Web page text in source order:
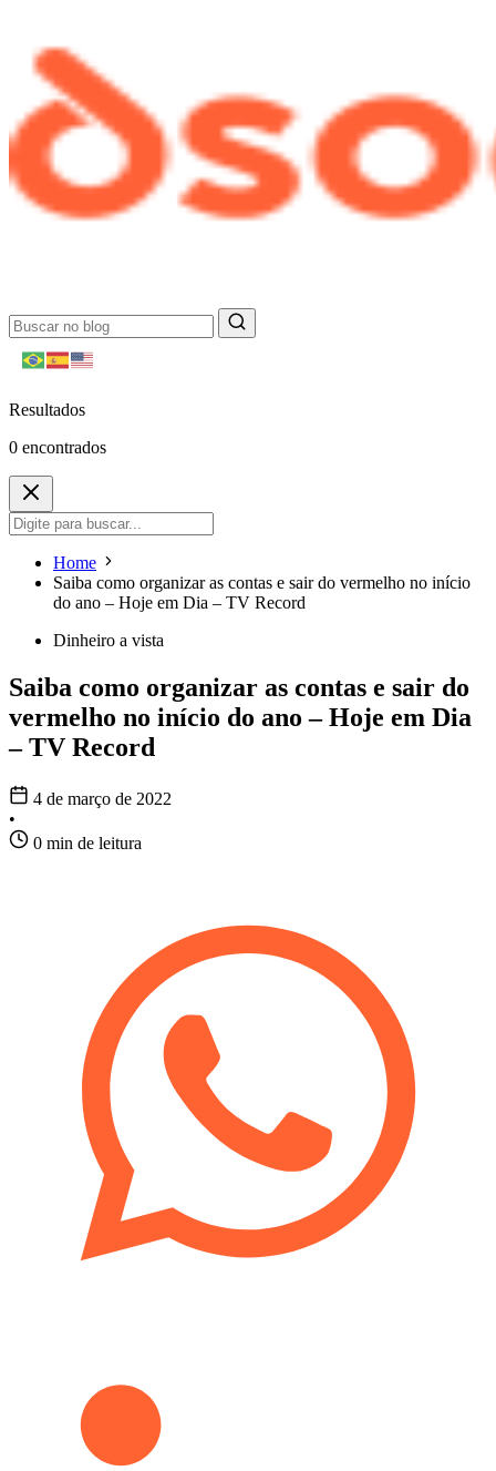
Resultados
0 encontrados
Home
Saiba como organizar as contas e sair do vermelho no início
do ano – Hoje em Dia – TV Record
Dinheiro a vista
Saiba como organizar as contas e sair do
vermelho no início do ano – Hoje em Dia
– TV Record
4 de março de 2022
•
0 min de leitura